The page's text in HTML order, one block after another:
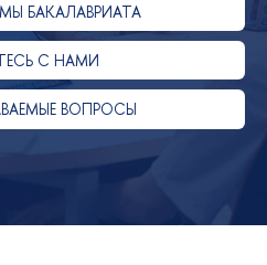
БАКАЛАВРИАТА
С НАМИ
ВОПРОСЫ